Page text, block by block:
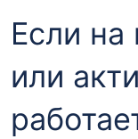
Если на
или